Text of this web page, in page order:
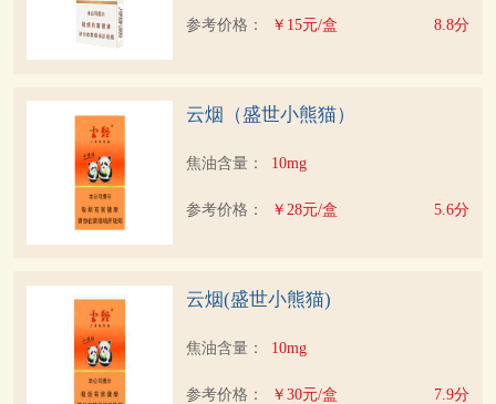
参考价格： ￥15元/盒 8.8分
云烟（盛世小熊猫）
焦油含量： 10mg
参考价格： ￥28元/盒 5.6分
云烟(盛世小熊猫)
焦油含量： 10mg
参考价格： ￥30元/盒 7.9分